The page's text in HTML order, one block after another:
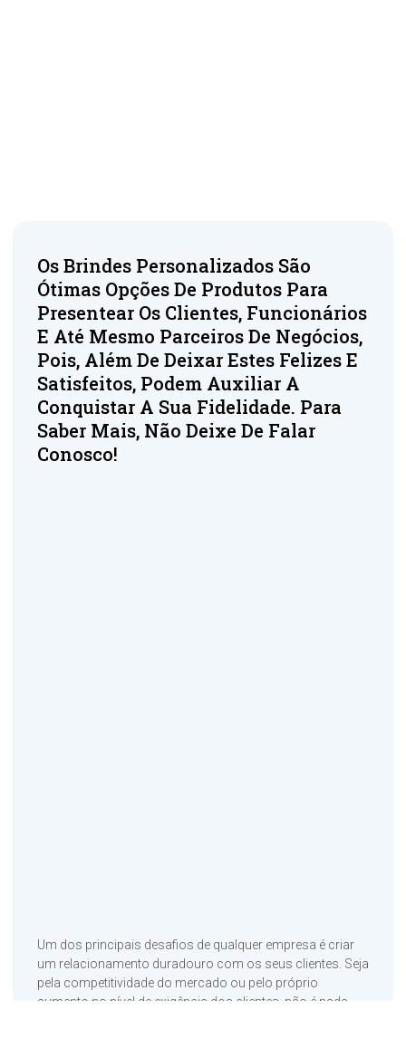
Os Brindes Personalizados São
Ótimas Opções De Produtos Para
Presentear Os Clientes, Funcionários
E Até Mesmo Parceiros De Negócios,
Pois, Além De Deixar Estes Felizes E
Satisfeitos, Podem Auxiliar A
Conquistar A Sua Fidelidade. Para
Saber Mais, Não Deixe De Falar
Conosco!
Um dos principais desafios de qualquer empresa é criar
um relacionamento duradouro com os seus clientes. Seja
pela competitividade do mercado ou pelo próprio
aumento no nível de exigência dos clientes, não é nada